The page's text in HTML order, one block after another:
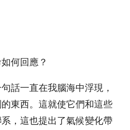
何回應？
話一直在我腦海中浮現，
的東西。這就使它們和這些
，這也提出了氣候變化帶